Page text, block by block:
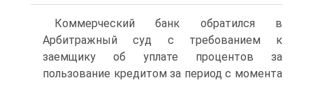
Коммерческий банк обратился в
Арбитражный суд с требованием к
заемщику об уплате процентов за
пользование кредитом за период с момента